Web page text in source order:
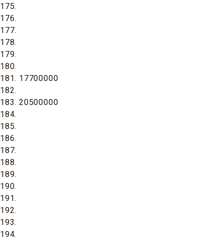
175.
176.
177.
178.
179.
180.
181. 17700000
182.
183. 20500000
184.
185.
186.
187.
188.
189.
190.
191.
192.
193.
194.